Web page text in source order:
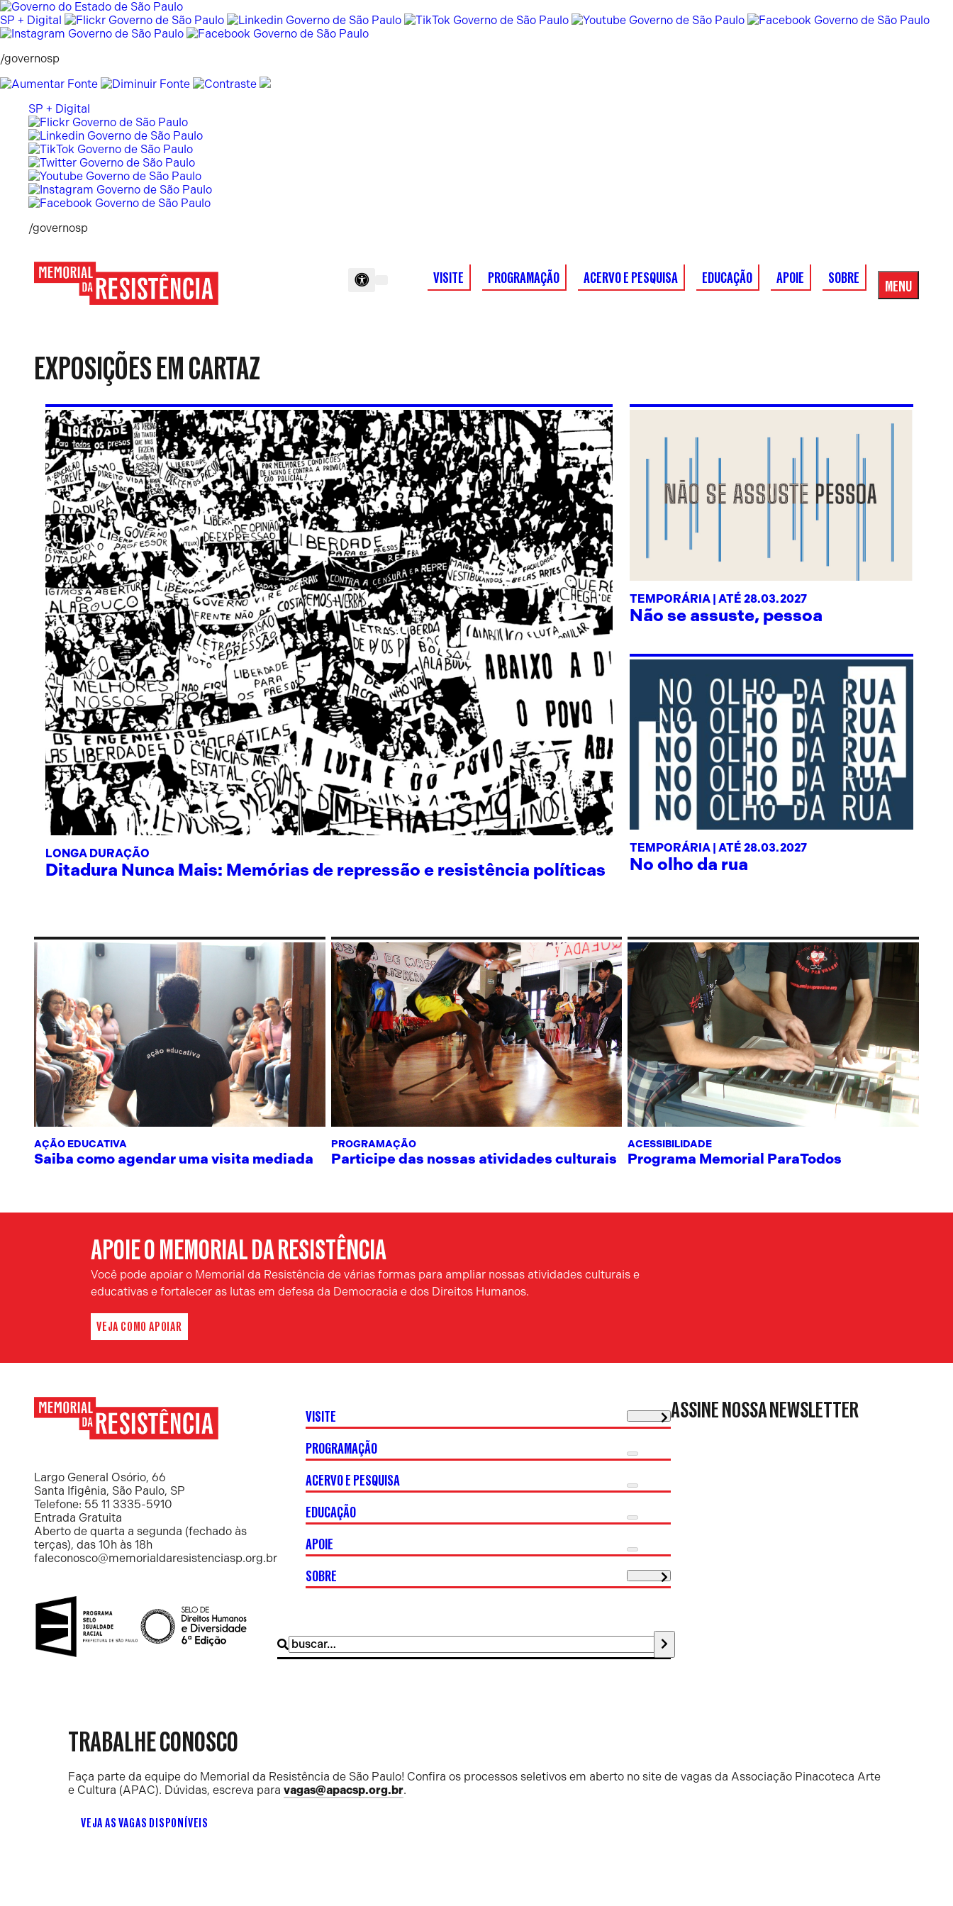
Pular
para
o
SP + Digital
/governosp
SP + Digital
/governosp
VISITE PROGRAMAÇÃO ACERVO E PESQUISA EDUCAÇÃO APOIE SOBRE MENU
Menu
EXPOSIÇÕES EM CARTAZ
LONGA DURAÇÃO
Ditadura Nunca Mais: Memórias de repressão e resistência políticas
TEMPORÁRIA | ATÉ 28.03.2027
Não se assuste, pessoa
TEMPORÁRIA | ATÉ 28.03.2027
No olho da rua
AÇÃO EDUCATIVA
Saiba como agendar uma visita mediada
PROGRAMAÇÃO
Participe das nossas atividades culturais
ACESSIBILIDADE
Programa Memorial ParaTodos
APOIE O MEMORIAL DA RESISTÊNCIA
Você pode apoiar o Memorial da Resistência de várias formas para ampliar nossas atividades culturais e
educativas e fortalecer as lutas em defesa da Democracia e dos Direitos Humanos.
VEJA COMO APOIAR
Resistência
Largo General Osório, 66
Santa Ifigênia, São Paulo, SP
Telefone: 55 11 3335-5910
Entrada Gratuita
Aberto de quarta a segunda (fechado às
terças), das 10h às 18h
faleconosco@memorialdaresistenciasp.org.br
Buscar
por:
VISITE
PROGRAMAÇÃO
ACERVO E PESQUISA
EDUCAÇÃO
APOIE
SOBRE
ASSINE NOSSA NEWSLETTER
TRABALHE CONOSCO
Faça parte da equipe do Memorial da Resistência de São Paulo! Confira os processos seletivos em aberto no site de vagas da Associação Pinacoteca Arte
e Cultura (APAC). Dúvidas, escreva para vagas@apacsp.org.br.
VEJA AS VAGAS DISPONÍVEIS